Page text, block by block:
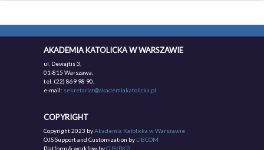
AKADEMIA KATOLICKA W WARSZAWIE
ul. Dewajtis 3,
01-815 Warszawa,
tel. (22) 869 98 90,
e-mail: sekretariat@akademiakatolicka.pl
COPYRIGHT
Copyright 2023 byAkademia Katolicka w Warszawie
OJS Support and Customization by LIBCOM
Platform & workfow byOJS/PKP